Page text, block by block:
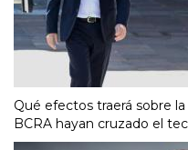
Qué efectos traerá sobre
BCRA hayan cruzado el